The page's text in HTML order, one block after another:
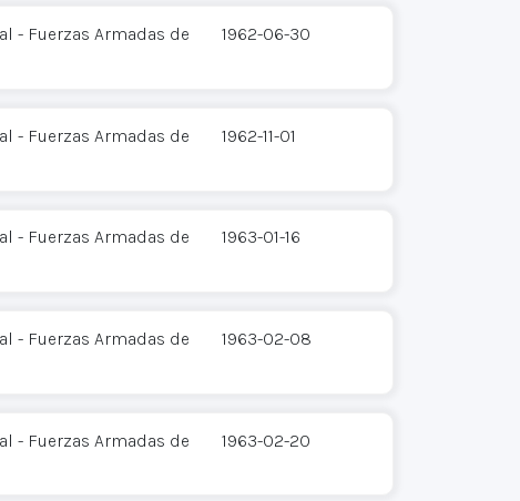
- Fuerzas Armadas de
1962-06-30
- Fuerzas Armadas de
1962-11-01
- Fuerzas Armadas de
1963-01-16
- Fuerzas Armadas de
1963-02-08
- Fuerzas Armadas de
1963-02-20